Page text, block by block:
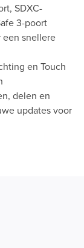
SDXC-
3-poort
een snellere
en Touch
delen en
updates voor